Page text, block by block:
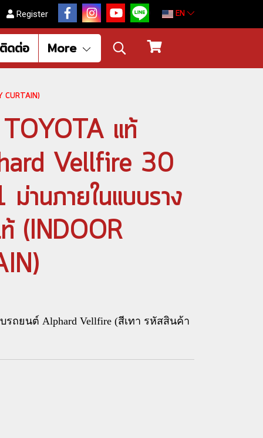
Register EN
ติดต่อ More
CURTAIN)
แท้
Vellfire 30
นภายในแบบราง
ท้ (INDOOR
ถยนต์ Alphard Vellfire (สีเทา รหัสสินค้า